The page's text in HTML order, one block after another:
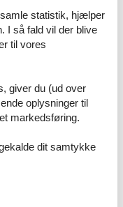
I kan tage på friske
fiskestangen. Det
og I kan
som Rudkøbing eller
Om I er til
Langeland.
statistik, hjælper
I så fald vil der blive
til vores
giver du (ud over
oplysninger til
markedsføring.
dit samtykke